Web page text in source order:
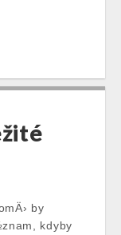
by
kdyby